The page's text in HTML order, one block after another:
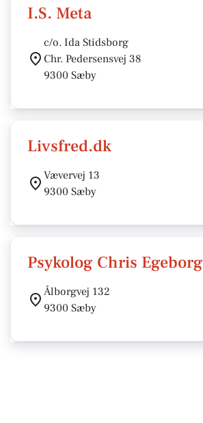
I.S. Meta
c/o. Ida Stidsborg
Chr. Pedersensvej 38
9300 Sæby
Livsfred.dk
Vævervej 13
9300 Sæby
Psykolog Chris Egeborg
Ålborgvej 132
9300 Sæby